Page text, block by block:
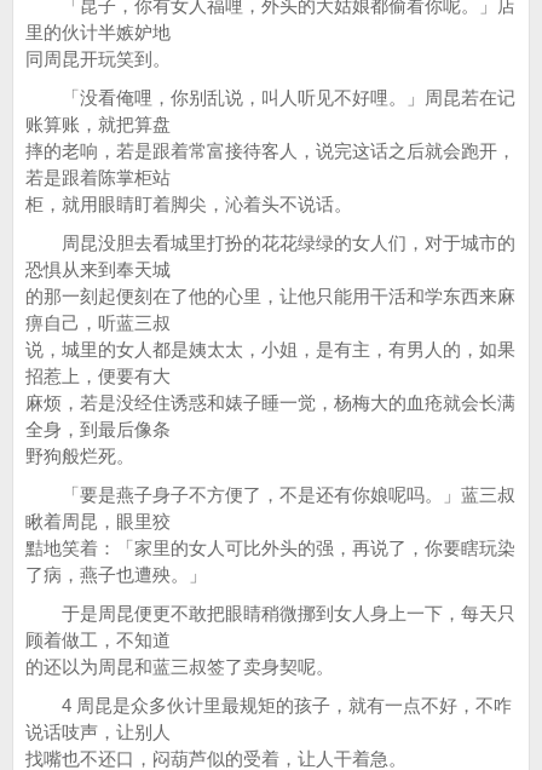
「昆子，你有女人福哩，外头的大姑娘都偷看你呢。」店
里的伙计半嫉妒地
同周昆开玩笑到。
「没看俺哩，你别乱说，叫人听见不好哩。」周昆若在记
账算账，就把算盘
摔的老响，若是跟着常富接待客人，说完这话之后就会跑开，
若是跟着陈掌柜站
柜，就用眼睛盯着脚尖，沁着头不说话。
周昆没胆去看城里打扮的花花绿绿的女人们，对于城市的
恐惧从来到奉天城
的那一刻起便刻在了他的心里，让他只能用干活和学东西来麻
痹自己，听蓝三叔
说，城里的女人都是姨太太，小姐，是有主，有男人的，如果
招惹上，便要有大
麻烦，若是没经住诱惑和婊子睡一觉，杨梅大的血疮就会长满
全身，到最后像条
野狗般烂死。
「要是燕子身子不方便了，不是还有你娘呢吗。」蓝三叔
瞅着周昆，眼里狡
黠地笑着：「家里的女人可比外头的强，再说了，你要瞎玩染
了病，燕子也遭殃。」
于是周昆便更不敢把眼睛稍微挪到女人身上一下，每天只
顾着做工，不知道
的还以为周昆和蓝三叔签了卖身契呢。
4 周昆是众多伙计里最规矩的孩子，就有一点不好，不咋
说话吱声，让别人
找嘴也不还口，闷葫芦似的受着，让人干着急。